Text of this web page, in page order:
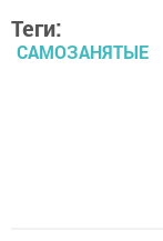
Теги:
САМОЗАНЯТЫЕ